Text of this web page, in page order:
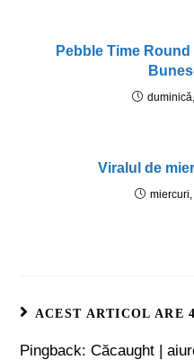
Pebble Time
Viralul de
ACEST ARTICOL ARE
Pingback:Căcaught |